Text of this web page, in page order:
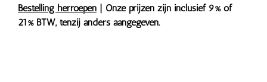
Bestelling herroepen | Onze prijzen zijn inclusief 9% of
21% BTW, tenzij anders aangegeven.